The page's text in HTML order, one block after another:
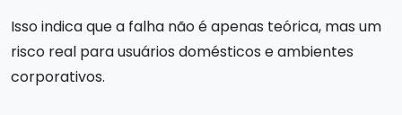
Isso indica que a falha não é apenas teórica, mas um
risco real para usuários domésticos e ambientes
corporativos.